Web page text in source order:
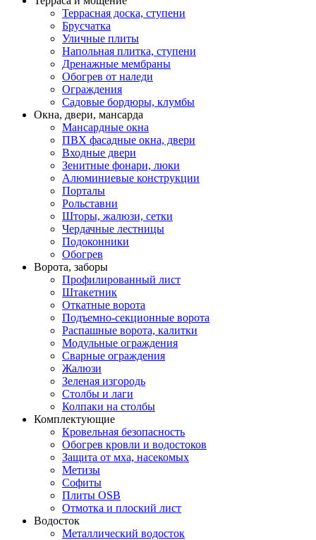
Террасная доска, ступени
Брусчатка
Уличные плиты
Напольная плитка, ступени
Дренажные мембраны
Обогрев от наледи
Ограждения
Садовые бордюры, клумбы
Окна, двери, мансарда
Мансардные окна
ПВХ фасадные окна, двери
Входные двери
Зенитные фонари, люки
Алюминиевые конструкции
Порталы
Рольставни
Шторы, жалюзи, сетки
Чердачные лестницы
Подоконники
Обогрев
Ворота, заборы
Профилированный лист
Штакетник
Откатные ворота
Подъемно-секционные ворота
Распашные ворота, калитки
Модульные ограждения
Сварные ограждения
Жалюзи
Зеленая изгородь
Столбы и лаги
Колпаки на столбы
Комплектующие
Кровельная безопасность
Обогрев кровли и водостоков
Защита от мха, насекомых
Метизы
Софиты
Плиты OSB
Отмотка и плоский лист
Водосток
Металлический водосток